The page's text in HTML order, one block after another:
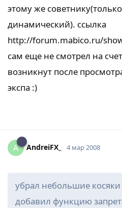
этому же
динамический). ссылка
http://forum.mabico.ru/
сам еще не смотрел на
возникнут после
экспа :)
A AndreiFX_ 4 мар 2008
убрал небольшие
добавил функцию